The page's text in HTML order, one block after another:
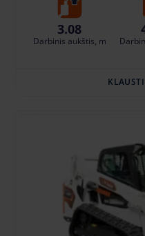
3.08
Darbinis aukštis, m